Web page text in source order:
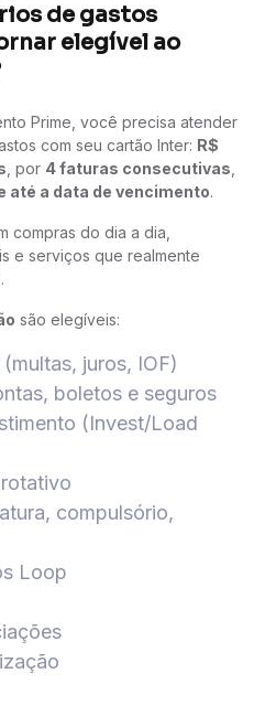
de gastos
elegível ao
Prime, você precisa atender
com seu cartão Inter: R$
, por 4 faturas consecutivas
até a data de vencimento.
compras do dia a dia,
e serviços que realmente
são elegíveis:
juros, IOF)
boletos e seguros
(Invest/Load
compulsório,
Loop